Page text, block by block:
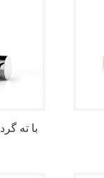
3 میلی لیتر رولون رنگ UV با ته گرد